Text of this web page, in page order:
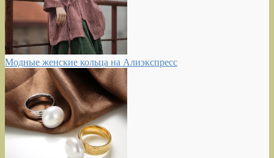
Модные женские кольца на Алиэкспресс